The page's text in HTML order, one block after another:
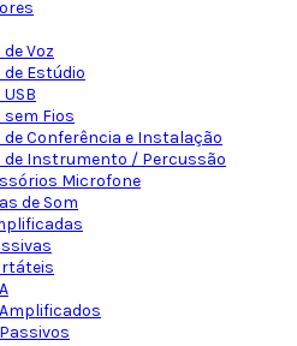
Voz
Estúdio
Fios
Conferência e Instalação
de Instrumento / Percussão
Microfone
de Som